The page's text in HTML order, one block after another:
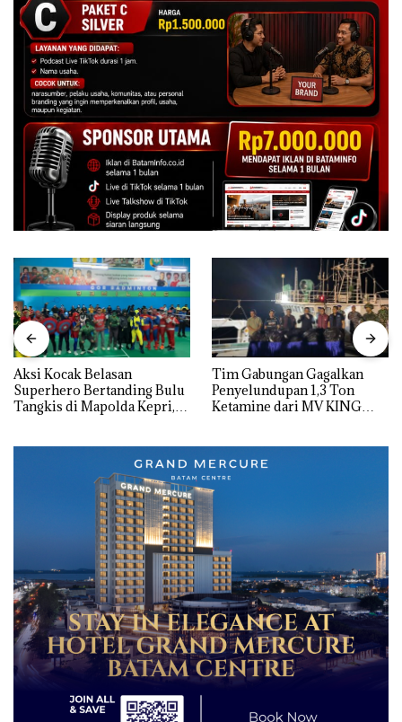
Aksi Kocak Belasan
Superhero Bertanding Bulu
Tangkis di Mapolda Kepri,
Tim Gabungan Gagalkan
Penyelundupan 1,3 Ton
Ketamine dari MV KING